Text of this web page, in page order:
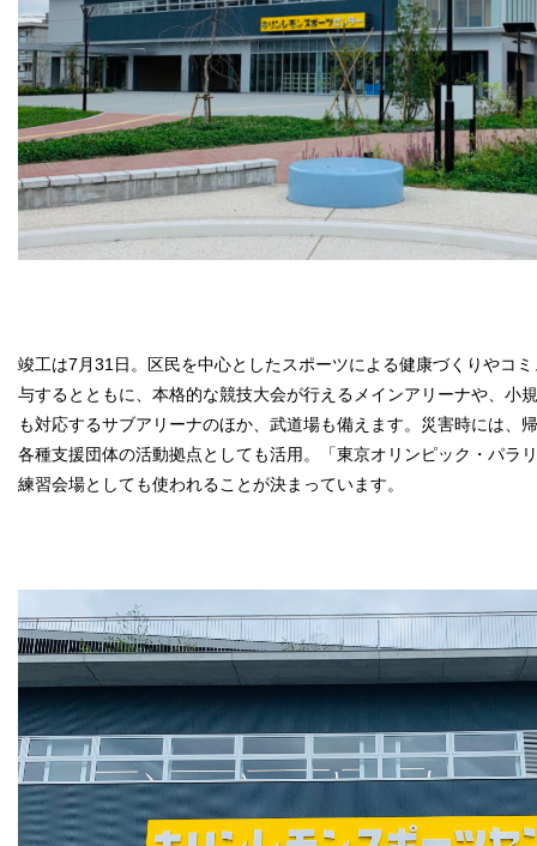
竣工は7月31日。区民を中心としたスポーツによる健康づくりやコ
与するとともに、本格的な競技大会が行えるメインアリーナや、小
も対応するサブアリーナのほか、武道場も備えます。災害時には、
各種支援団体の活動拠点としても活用。「東京オリンピック・パラ
練習会場としても使われることが決まっています。